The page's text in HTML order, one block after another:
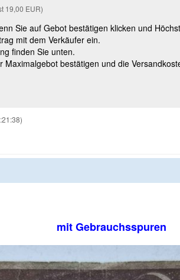
19,00 EUR)
Sie auf Gebot bestätigen klicken und
mit dem Verkäufer ein.
finden Sie unten.
Maximalgebot bestätigen und die
mit Gebrauchsspuren